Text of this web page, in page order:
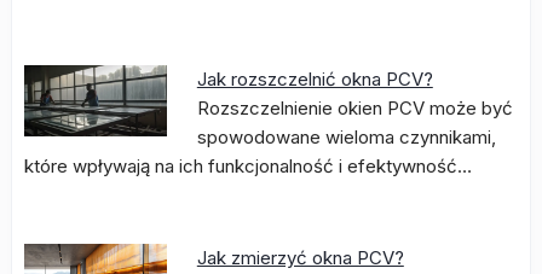
Jak rozszczelnić okna PCV?
Rozszczelnienie okien PCV może być
spowodowane wieloma czynnikami,
które wpływają na ich funkcjonalność i efektywność…
Jak zmierzyć okna PCV?